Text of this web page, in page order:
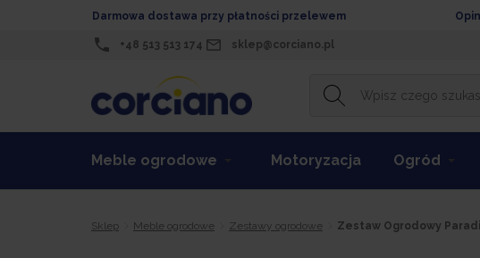
Darmowa dostawa przy płatności przelewem
+48 513 513 174 sklep@corciano.pl
Meble ogrodowe Motoryzacja Ogród
Sklep Meble ogrodowe Zestawy ogrodowe Zestaw Ogrodowy